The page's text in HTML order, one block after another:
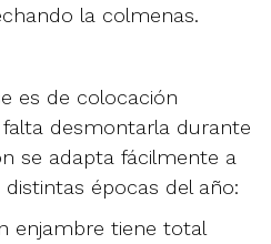
la colmenas.
es de colocación
desmontarla durante
se adapta fácilmente a
épocas del año:
enjambre tiene total